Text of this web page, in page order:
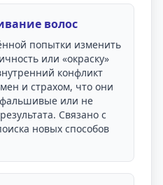
волос
попытки изменить
или «окраску»
конфликт
и страхом, что они
фальшивые или не
Связано с
новых способов